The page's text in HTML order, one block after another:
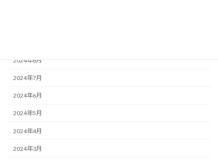
2024年8月
2024年7月
2024年6月
2024年5月
2024年4月
2024年3月